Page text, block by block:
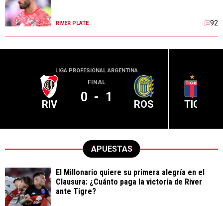
RIVER PLATE 92
LIGA PROFESIONAL ARGENTINA
RIV
FINAL
0 - 1 ROS TIG
APUESTAS
El Millonario quiere su primera alegría en el
Clausura: ¿Cuánto paga la victoria de River
ante Tigre?